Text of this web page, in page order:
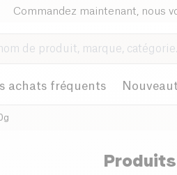
Commandez maintenant, nous
achats fréquents